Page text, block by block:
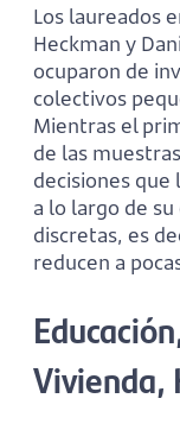
Los laureados
Heckman y
ocuparon de
colectivos
Mientras el
de las
decisiones que
a lo largo de
discretas, es
reducen a
Vivienda,